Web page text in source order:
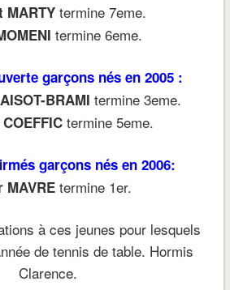
MARTY termine 7eme.
termine 6eme.
garçons nés en 2005 :
BRAMI termine 3eme.
termine 5eme.
garçons nés en 2006:
MAVRE termine 1er.
à ces jeunes pour lesquels
de tennis de table. Hormis
Clarence.